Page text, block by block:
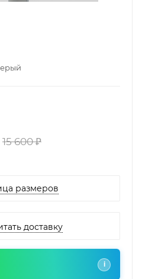
15 600 ₽
размеров
доставку
i